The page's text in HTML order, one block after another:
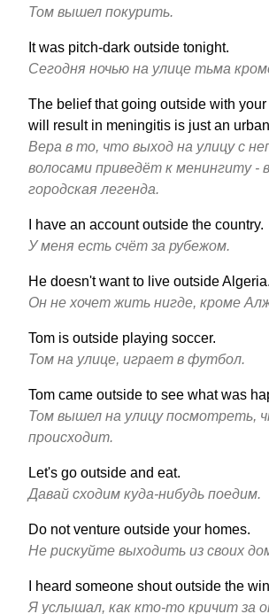
Том вышел покурить.
It was pitch-dark outside tonight.
Сегодня ночью на улице тьма
The belief that going outside with
will result in meningitis is just an
Вера в то, что выход на улицу с
волосами приведёт к менингиту -
городская легенда.
I have an account outside the country.
У меня есть счёт за рубежом.
He doesn't want to live outside Algeria.
Он не хочет жить нигде, кроме
Tom is outside playing soccer.
Том на улице, играет в футбол.
Tom came outside to see what was
Том вышел на улицу посмотреть,
происходит.
Let's go outside and eat.
Давай сходим куда-нибудь поедим.
Do not venture outside your homes.
Не рискуйте выходить из своих
I heard someone shout outside the
Я услышал, как кто-то кричит за